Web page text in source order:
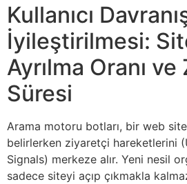
Kullanıcı
İyileştirilmesi:
Ayrılma Oranı
Süresi
Arama motoru botları, bir web
belirlerken ziyaretçi hareketlerini
Signals) merkeze alır. Yeni nesil
sadece siteyi açıp çıkmakla